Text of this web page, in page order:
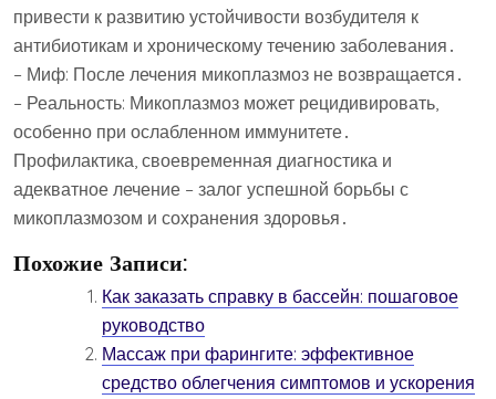
привести к развитию устойчивости возбудителя к
антибиотикам и хроническому течению заболевания․
– Миф: После лечения микоплазмоз не возвращается․
– Реальность: Микоплазмоз может рецидивировать,
особенно при ослабленном иммунитете․
Профилактика, своевременная диагностика и
адекватное лечение – залог успешной борьбы с
микоплазмозом и сохранения здоровья․
Похожие Записи:
Как заказать справку в бассейн: пошаговое
руководство
Массаж при фарингите: эффективное
средство облегчения симптомов и ускорения